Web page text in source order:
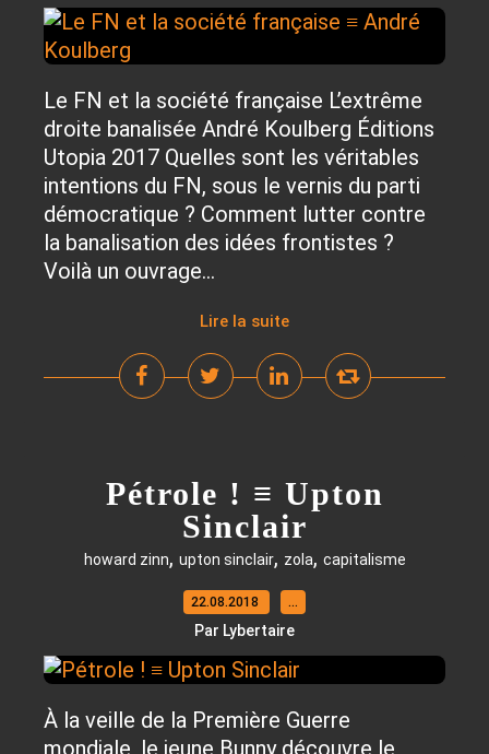
Le FN et la société française L’extrême
droite banalisée André Koulberg Éditions
Utopia 2017 Quelles sont les véritables
intentions du FN, sous le vernis du parti
démocratique ? Comment lutter contre
la banalisation des idées frontistes ?
Voilà un ouvrage...
Lire la suite
Pétrole ! ≡ Upton
Sinclair
howard zinn, upton sinclair, zola, capitalisme
22.08.2018 …
Par Lybertaire
À la veille de la Première Guerre
mondiale, le jeune Bunny découvre le